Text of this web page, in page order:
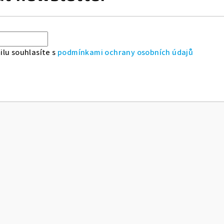
souhlasíte s podmínkami ochrany osobních údajů